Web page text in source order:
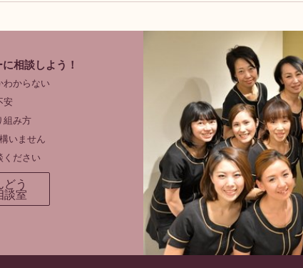
相談しよう！
わからない
安
組み方
いません
ください
う
談室